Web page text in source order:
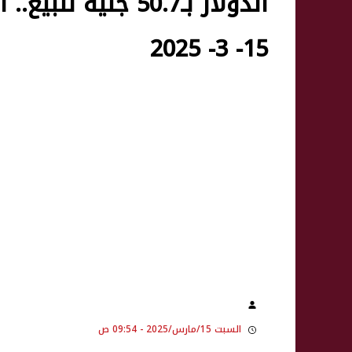
15- 3- 2025
السبت 15/مارس/2025 - 09:54 ص